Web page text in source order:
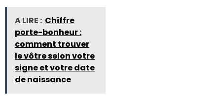
A LIRE : Chiffre
porte-bonheur :
comment trouver
le vôtre selon votre
signe et votre date
de naissance